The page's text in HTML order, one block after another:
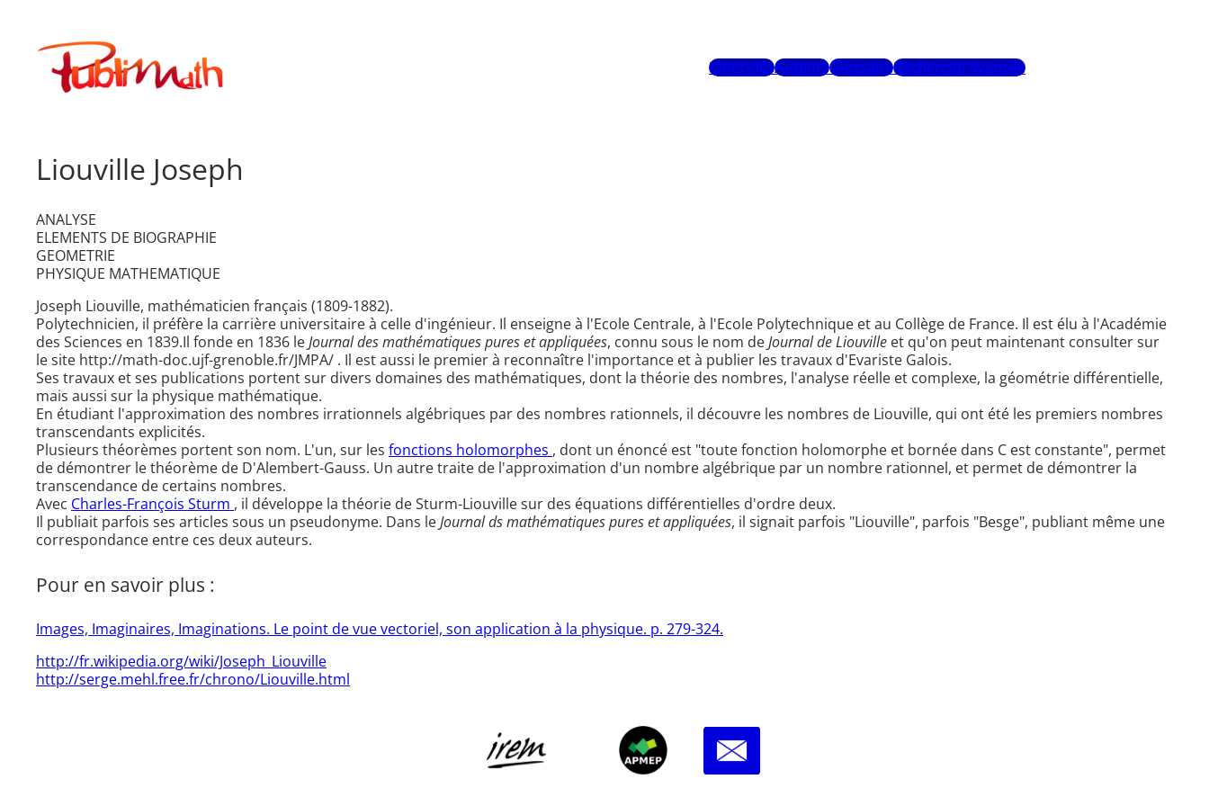
contenuPublimath
Mots-clésAuteursGlossaireRecherche avancée
Liouville Joseph
ANALYSE
ELEMENTS DE BIOGRAPHIE
GEOMETRIE
PHYSIQUE MATHEMATIQUE
Joseph Liouville, mathématicien français (1809-1882).
Polytechnicien, il préfère la carrière universitaire à celle d'ingénieur. Il enseigne à l'Ecole Centrale, à l'Ecole Polytechnique et au Collège de France. Il est élu à l'Académie
des Sciences en 1839.Il fonde en 1836 leJournal des mathématiques pures et appliquées, connu sous le nom deJournal de Liouville et qu'on peut maintenant consulter sur
le site http://math-doc.ujf-grenoble.fr/JMPA/ . Il est aussi le premier à reconnaître l'importance et à publier les travaux d'Evariste Galois.
Ses travaux et ses publications portent sur divers domaines des mathématiques, dont la théorie des nombres, l'analyse réelle et complexe, la géométrie différentielle,
mais aussi sur la physique mathématique.
En étudiant l'approximation des nombres irrationnels algébriques par des nombres rationnels, il découvre les nombres de Liouville, qui ont été les premiers nombres
transcendants explicités.
Plusieurs théorèmes portent son nom. L'un, sur les fonctions holomorphes , dont un énoncé est "toute fonction holomorphe et bornée dans C est constante", permet
de démontrer le théorème de D'Alembert-Gauss. Un autre traite de l'approximation d'un nombre algébrique par un nombre rationnel, et permet de démontrer la
transcendance de certains nombres.
Avec Charles-François Sturm , il développe la théorie de Sturm-Liouville sur des équations différentielles d'ordre deux.
Il publiait parfois ses articles sous un pseudonyme. Dans leJournal ds mathématiques pures et appliquées, il signait parfois "Liouville", parfois "Besge", publiant même une
correspondance entre ces deux auteurs.
Pour en savoir plus :
Images, Imaginaires, Imaginations. Le point de vue vectoriel, son application à la physique. p. 279-324.
http://fr.wikipedia.org/wiki/Joseph_Liouville
http://serge.mehl.free.fr/chrono/Liouville.html